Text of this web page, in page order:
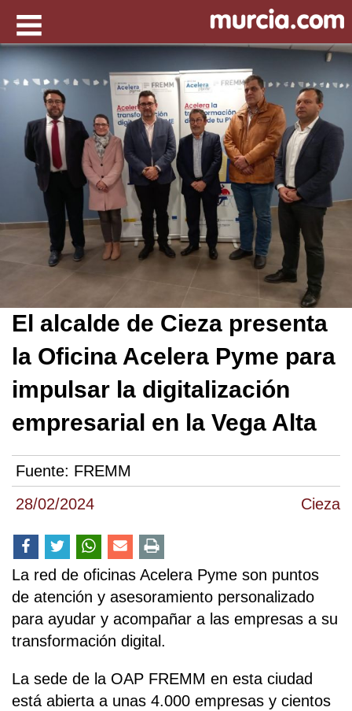
28/02/2024 Cieza
El alcalde de Cieza presenta
la Oficina Acelera Pyme para
impulsar la digitalización
empresarial en la Vega Alta
Fuente: FREMM
La red de oficinas Acelera Pyme son puntos
de atención y asesoramiento personalizado
para ayudar y acompañar a las empresas a su
transformación digital.
La sede de la OAP FREMM en esta ciudad
está abierta a unas 4.000 empresas y cientos